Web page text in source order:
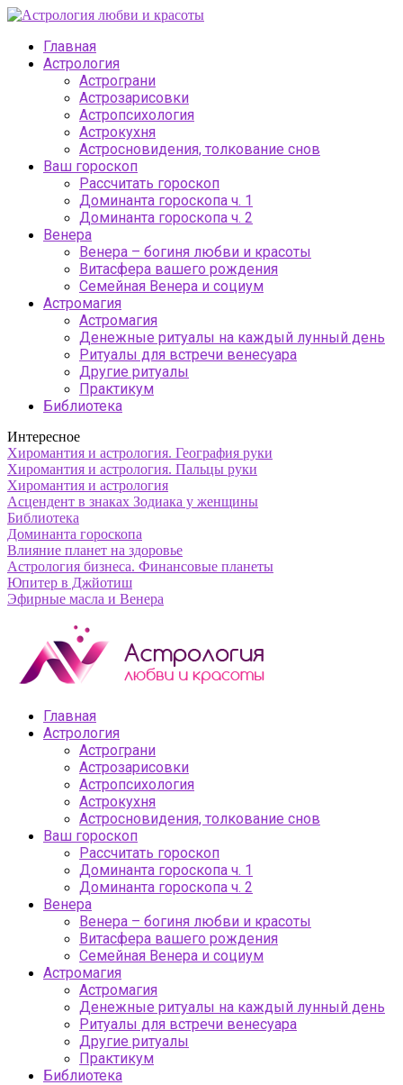
Главная
Астрология
Астрограни
Астрозарисовки
Астропсихология
Астрокухня
Астросновидения, толкование снов
Ваш гороскоп
Рассчитать гороскоп
Доминанта гороскопа ч. 1
Доминанта гороскопа ч. 2
Венера
Венера – богиня любви и красоты
Витасфера вашего рождения
Семейная Венера и социум
Астромагия
Астромагия
Денежные ритуалы на каждый лунный день
Ритуалы для встречи венесуара
Другие ритуалы
Практикум
Библиотека
Интересное
Хиромантия и астрология. География руки
Хиромантия и астрология. Пальцы руки
Хиромантия и астрология
Асцендент в знаках Зодиака у женщины
Библиотека
Доминанта гороскопа
Влияние планет на здоровье
Астрология бизнеса. Финансовые планеты
Юпитер в Джйотиш
Эфирные масла и Венера
Главная
Астрология
Астрограни
Астрозарисовки
Астропсихология
Астрокухня
Астросновидения, толкование снов
Ваш гороскоп
Рассчитать гороскоп
Доминанта гороскопа ч. 1
Доминанта гороскопа ч. 2
Венера
Венера – богиня любви и красоты
Витасфера вашего рождения
Семейная Венера и социум
Астромагия
Астромагия
Денежные ритуалы на каждый лунный день
Ритуалы для встречи венесуара
Другие ритуалы
Практикум
Библиотека